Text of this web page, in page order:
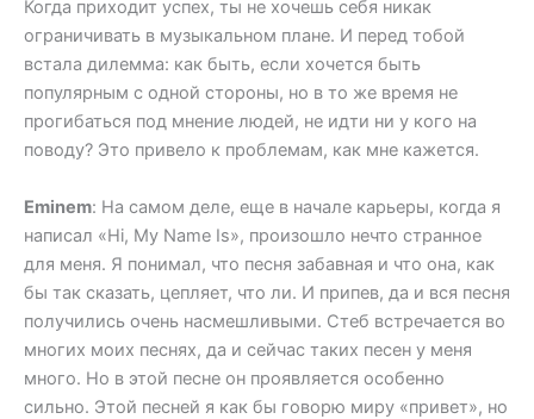
Когда приходит успех, ты не хочешь себя никак
ограничивать в музыкальном плане. И перед тобой
встала дилемма: как быть, если хочется быть
популярным с одной стороны, но в то же время не
прогибаться под мнение людей, не идти ни у кого на
поводу? Это привело к проблемам, как мне кажется.
Eminem: На самом деле, еще в начале карьеры, когда я
написал «Hi, My Name Is», произошло нечто странное
для меня. Я понимал, что песня забавная и что она, как
бы так сказать, цепляет, что ли. И припев, да и вся песня
получились очень насмешливыми. Стеб встречается во
многих моих песнях, да и сейчас таких песен у меня
много. Но в этой песне он проявляется особенно
сильно. Этой песней я как бы говорю миру «привет», но